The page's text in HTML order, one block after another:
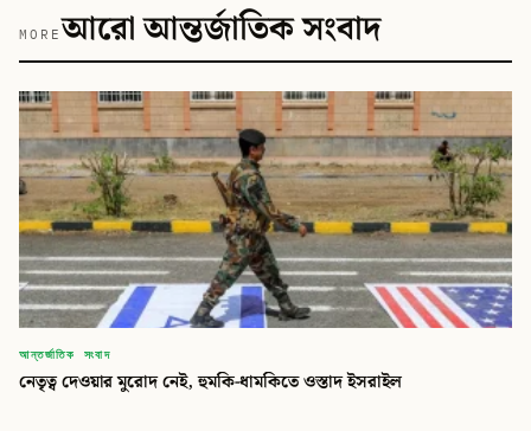
MOREআরো আন্তর্জাতিক সংবাদ
আন্তর্জাতিক সংবাদ
নেতৃত্ব দেওয়ার মুরোদ নেই, হুমকি-ধামকিতে ওস্তাদ ইসরাইল